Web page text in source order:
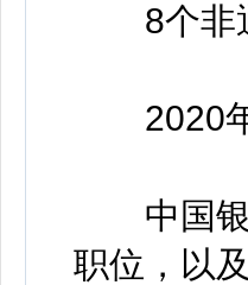
8个非通
2020年
中国银
职位，以